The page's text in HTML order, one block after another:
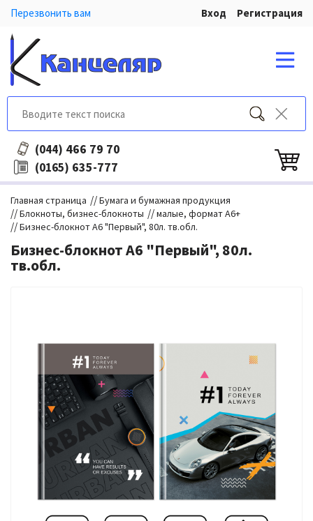
Перезвонить вам Вход Регистрация
(044) 466 79 70
(0165) 635-777
Главная страница //Бумага и бумажная продукция
//Блокноты, бизнес-блокноты //малые, формат А6+
//Бизнес-блокнот А6 "Первый", 80л. тв.обл.
Бизнес-блокнот А6 "Первый", 80л.
тв.обл.